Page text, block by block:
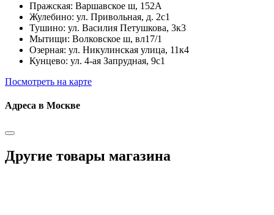
Пражская: Варшавское ш, 152А
Жулебино: ул. Привольная, д. 2с1
Тушино: ул. Василия Петушкова, 3к3
Мытищи: Волковское ш, вл17/1
Озерная: ул. Никулинская улица, 11к4
Кунцево: ул. 4-ая Запрудная, 9с1
Посмотреть на карте
Адреса в Москве
Другие товары магазина